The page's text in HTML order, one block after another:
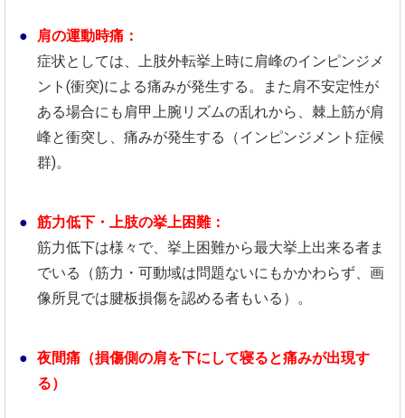
肩の運動時痛：
症状としては、上肢外転挙上時に肩峰のインピンジメ
ント(衝突)による痛みが発生する。また肩不安定性が
ある場合にも肩甲上腕リズムの乱れから、棘上筋が肩
峰と衝突し、痛みが発生する（インピンジメント症候
群)。
筋力低下・上肢の挙上困難：
筋力低下は様々で、挙上困難から最大挙上出来る者ま
でいる（筋力・可動域は問題ないにもかかわらず、画
像所見では腱板損傷を認める者もいる）。
夜間痛（損傷側の肩を下にして寝ると痛みが出現す
る）